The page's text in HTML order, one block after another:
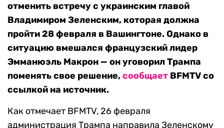
отменить встречу с украинским главой
Владимиром Зеленским, которая должна
пройти 28 февраля в Вашингтоне. Однако в
ситуацию вмешался французский лидер
Эмманюэль Макрон — он уговорил Трампа
поменять свое решение,сообщает BFMTV со
ссылкой на источник.
Как отмечает BFMTV, 26 февраля
администрация Трампа направила Зеленскому